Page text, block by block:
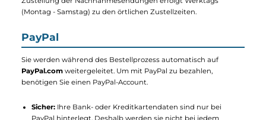
direkt an den Zusteller. Der Betrag sollte abgezählt bereit
liegen, da der Lieferant in der Regel kein Wechselgeld hat. Die
Zustellung der Nachnahmesendungen erfolgt Werktags
(Montag - Samstag) zu den örtlichen Zustellzeiten.